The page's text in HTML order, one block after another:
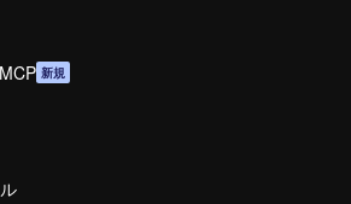
新規